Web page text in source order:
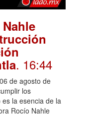
. 16:44
de agosto de
los
la esencia de la
Rocío Nahle